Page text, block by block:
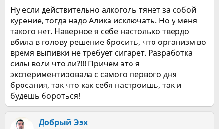
куряшкой, поэтому пошли они оба )))
Ну если действительно алкоголь тянет за собой
курение, тогда надо Алика исключать. Но у меня
такого нет. Наверное я себе настолько твердо
вбила в голову решение бросить, что организм во
время выпивки не требует сигарет. Разработка
силы воли что ли?!!! Причем это я
экспериментировала с самого первого дня
бросания, так что как себя настроишь, так и
будешь бороться!
Добрый Ээх